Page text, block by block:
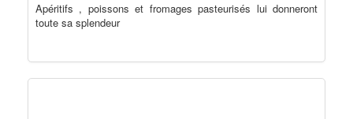
Apéritifs , poissons et fromages pasteurisés lui donneront
toute sa splendeur